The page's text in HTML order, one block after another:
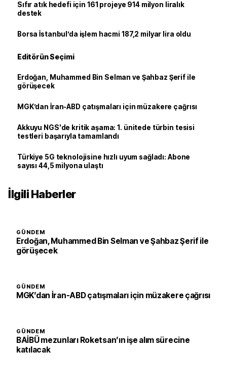
Sıfır atık hedefi için 161 projeye 914 milyon liralık
destek
Borsa İstanbul’da işlem hacmi 187,2 milyar lira oldu
Editörün Seçimi
Erdoğan, Muhammed Bin Selman ve Şahbaz Şerif ile
görüşecek
MGK’dan İran-ABD çatışmaları için müzakere çağrısı
Akkuyu NGS'de kritik aşama: 1. ünitede türbin tesisi
testleri başarıyla tamamlandı
Türkiye 5G teknolojisine hızlı uyum sağladı: Abone
sayısı 44,5 milyona ulaştı
İlgili Haberler
GÜNDEM
Erdoğan, Muhammed Bin Selman ve Şahbaz Şerif ile
görüşecek
GÜNDEM
MGK’dan İran-ABD çatışmaları için müzakere çağrısı
GÜNDEM
BAİBÜ mezunları Roketsan’ın işe alım sürecine
katılacak